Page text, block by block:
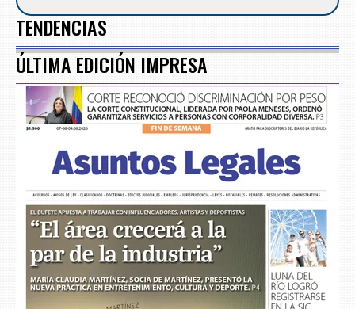
TENDENCIAS
ÚLTIMA EDICIÓN IMPRESA